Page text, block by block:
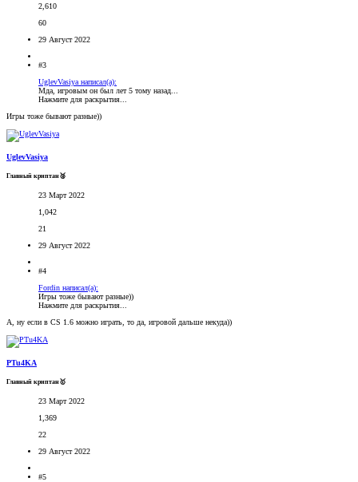
2,610
60
29 Август 2022
#3
UglevVasiya написал(а):
Мда, игровым он был лет 5 тому назад...
Нажмите для раскрытия...
Игры тоже бывают разные))
UglevVasiya
Главный криптан🥈
23 Март 2022
1,042
21
29 Август 2022
#4
Fordin написал(а):
Игры тоже бывают разные))
Нажмите для раскрытия...
А, ну если в CS 1.6 можно играть, то да, игровой дальше некуда))
PTu4KA
Главный криптан🥇
23 Март 2022
1,369
22
29 Август 2022
#5